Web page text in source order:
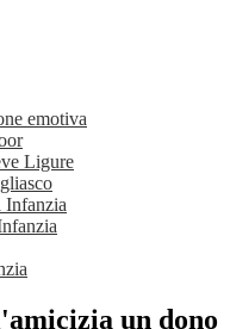
emotiva
Ligure
Infanzia
un dono